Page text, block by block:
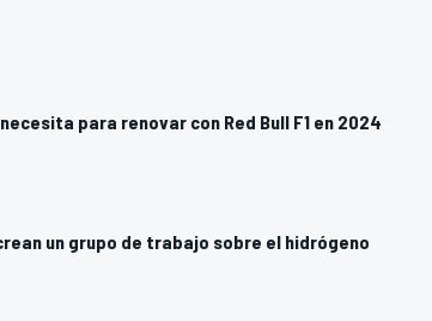
para renovar con Red Bull F1 en 2024
un grupo de trabajo sobre el hidrógeno